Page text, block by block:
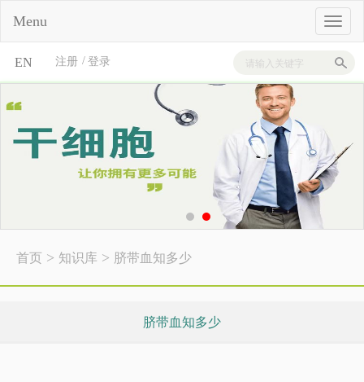
EN 登录
/
注册
Menu
首页 > 知识库 > 脐带血知多少
脐带血知多少